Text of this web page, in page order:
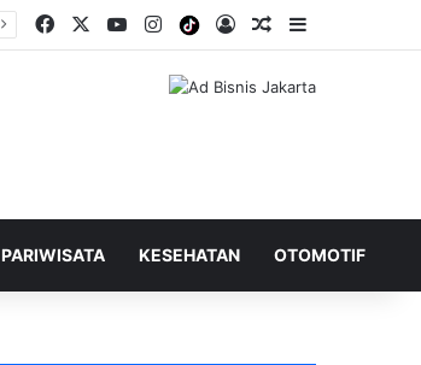
Facebook YouTubeInstagramTiktokLog InShuffle Berita
PARIWISATA KESEHATAN OTOMOTIF